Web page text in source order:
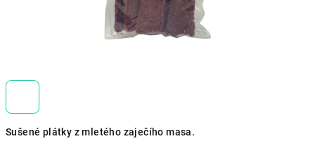
Sušené plátky z mletého zaječího masa.